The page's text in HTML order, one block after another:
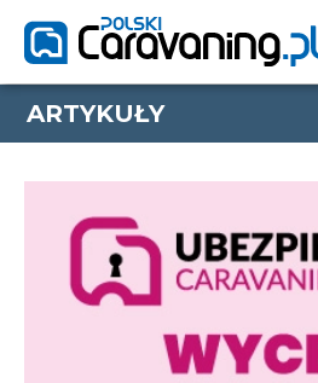
ARTYKUŁY